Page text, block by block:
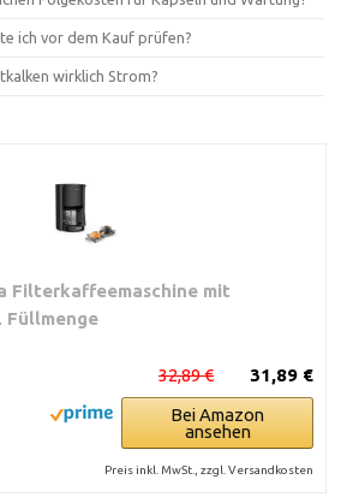
ich vor dem Kauf prüfen?
wirklich Strom?
Filterkaffeemaschine mit
Füllmenge
31,89 €
32,89 €
Bei Amazon
ansehen
Preis inkl. MwSt., zzgl. Versandkosten